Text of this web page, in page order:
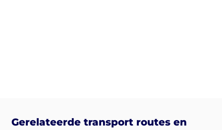
Gerelateerde transport routes en